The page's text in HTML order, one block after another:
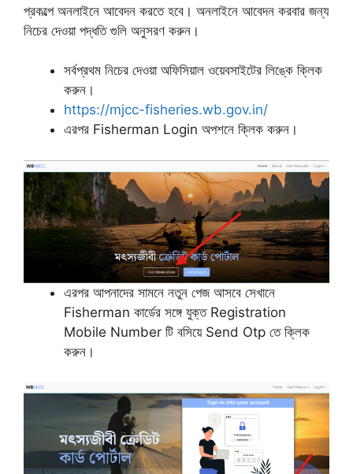
প্রকল্পে অনলাইনে আবেদন করতে হবে। অনলাইনে আবেদন করবার জন্য
নিচের দেওয়া পদ্ধতি গুলি অনুসরণ করুন।
সর্বপ্রথম নিচের দেওয়া অফিসিয়াল ওয়েবসাইটের লিঙ্কে ক্লিক
করুন।
https://mjcc-fisheries.wb.gov.in/
এরপর Fisherman Login অপশনে ক্লিক করুন।
এরপর আপনাদের সামনে নতুন পেজ আসবে সেখানে
Fisherman কার্ডের সঙ্গে যুক্ত Registration
Mobile Number টি বসিয়ে Send Otp তে ক্লিক
করুন।